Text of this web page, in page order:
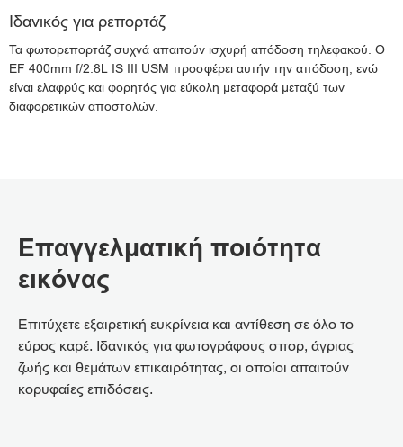
Ιδανικός για ρεπορτάζ
Τα φωτορεπορτάζ συχνά απαιτούν ισχυρή απόδοση τηλεφακού. Ο
EF 400mm f/2.8L IS III USM προσφέρει αυτήν την απόδοση, ενώ
είναι ελαφρύς και φορητός για εύκολη μεταφορά μεταξύ των
διαφορετικών αποστολών.
Επαγγελματική ποιότητα
εικόνας
Επιτύχετε εξαιρετική ευκρίνεια και αντίθεση σε όλο το
εύρος καρέ. Ιδανικός για φωτογράφους σπορ, άγριας
ζωής και θεμάτων επικαιρότητας, οι οποίοι απαιτούν
κορυφαίες επιδόσεις.